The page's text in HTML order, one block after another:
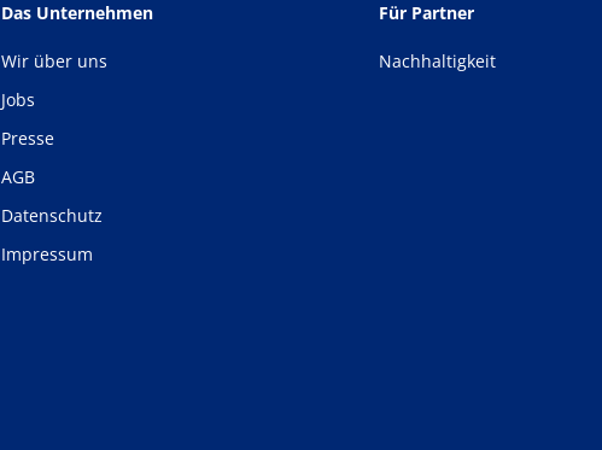
Das Unternehmen
Wir über uns
Jobs
Presse
AGB
Datenschutz
Impressum
Für Partner
Nachhaltigkeit